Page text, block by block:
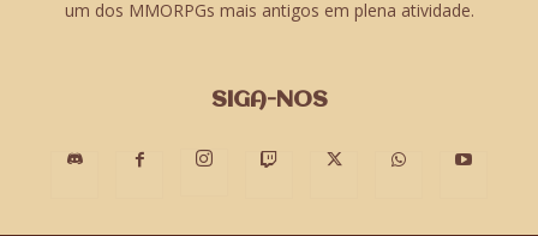
um dos MMORPGs mais antigos em plena atividade.
SIGA-NOS